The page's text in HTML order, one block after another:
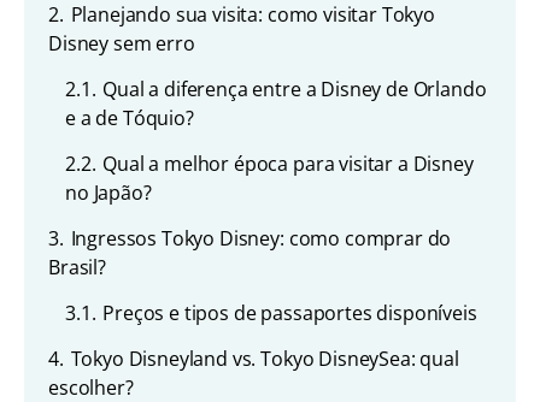
2. Planejando sua visita: como visitar Tokyo
Disney sem erro
2.1. Qual a diferença entre a Disney de Orlando
e a de Tóquio?
2.2. Qual a melhor época para visitar a Disney
no Japão?
3. Ingressos Tokyo Disney: como comprar do
Brasil?
3.1. Preços e tipos de passaportes disponíveis
4. Tokyo Disneyland vs. Tokyo DisneySea: qual
escolher?